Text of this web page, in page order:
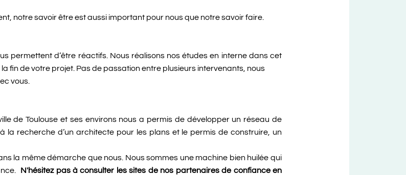
notre savoir être est aussi important pour nous que notre savoir faire.
permettent d’être réactifs. Nous réalisons nos études en interne dans cet
fin de votre projet. Pas de passation entre plusieurs intervenants, nous
vous.
de Toulouse et ses environs nous a permis de développer un réseau de
la recherche d’un architecte pour les plans et le permis de construire, un
la même démarche que nous. Nous sommes une machine bien huilée qui
N'hésitez pas à consulter les sites de nos partenaires de confiance en